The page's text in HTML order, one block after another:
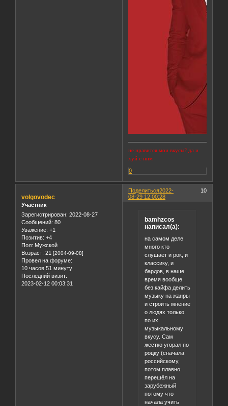
не нравится мои вкусы? да и
хуй с ним
0
Поделиться 10
2022-
08-29 12:00:28
volgovodec
Участник
Зарегистрирован: 2022-08-27
Сообщений: 80
Уважение: +1
Позитив: +4
Пол: Мужской
Возраст: 21 [2004-09-08]
Провел на форуме:
10 часов 51 минуту
Последний визит:
2023-02-12 00:03:31
bamhzcos
написал(а):
на самом деле
много кто
слушает и рок, и
классику, и
бардов, в наше
время вообще
без кайфа делить
музыку на жанры
и строить мнение
о людях только
по их
музыкальному
вкусу. Сам
жестко угорал по
роцку (сначала
российскому,
потом плавно
перешёл на
зарубежный
потому что
начала учить